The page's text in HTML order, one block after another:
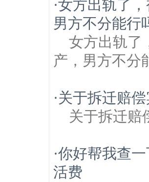
·女方出轨了
男方不分能行
女方出轨了
产，男方不分
·关于拆迁赔
关于拆迁赔
·你好帮我查
活费